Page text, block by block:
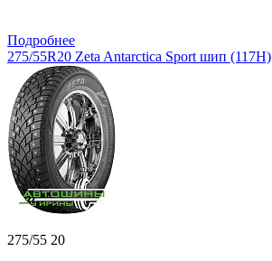
Подробнее
275/55R20 Zeta Antarctica Sport шип (117H)
275/55 20